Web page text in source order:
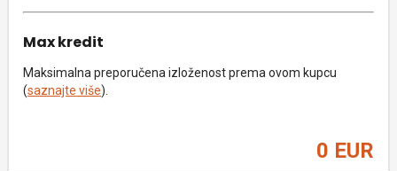
Max kredit
Maksimalna preporučena izloženost prema ovom kupcu
(saznajte više).
0 EUR